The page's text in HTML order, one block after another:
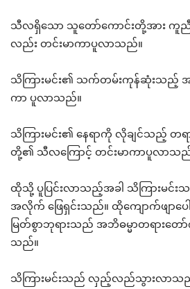
သီလရှိသော သူတော်ကောင်းတို့အား ကူ
လည်း တင်းမာကာပူလာသည်။
သိကြားမင်း၏ သက်တမ်းကုန်ဆုံးသည့် အ
ကာ ပူလာသည်။
သိကြားမင်း၏ နေရာကို လိုချင်သည့် တရ
တို့၏ သီလကြောင့် တင်းမာကာပူလာသ
ထိုသို့ ပူပြင်းလာသည့်အခါ သိကြားမင်း
အလိုက် ဖြေရှင်းသည်။ ထိုကျောက်ဖျာပ
မြတ်စွာဘုရားသည် အဘိဓမ္မာတရားတေ
သည်။
သိကြားမင်းသည် လှည့်လည်သွားလာသည့်အ